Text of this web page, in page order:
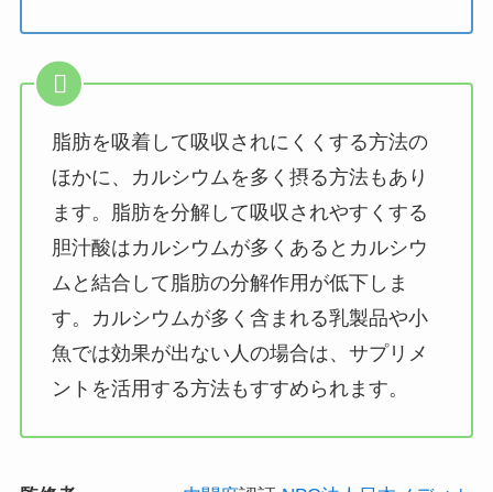
脂肪を吸着して吸収されにくくする方法の
ほかに、カルシウムを多く摂る方法もあり
ます。脂肪を分解して吸収されやすくする
胆汁酸はカルシウムが多くあるとカルシウ
ムと結合して脂肪の分解作用が低下しま
す。カルシウムが多く含まれる乳製品や小
魚では効果が出ない人の場合は、サプリメ
ントを活用する方法もすすめられます。